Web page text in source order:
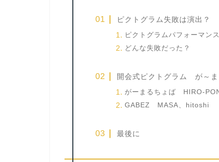
ピクトグラム失敗は演出？
ピクトグラムパフォーマン
どんな失敗だった？
開会式ピクトグラム が～
がーまるちょば HIRO-
GABEZ MASA、hitoshi
最後に